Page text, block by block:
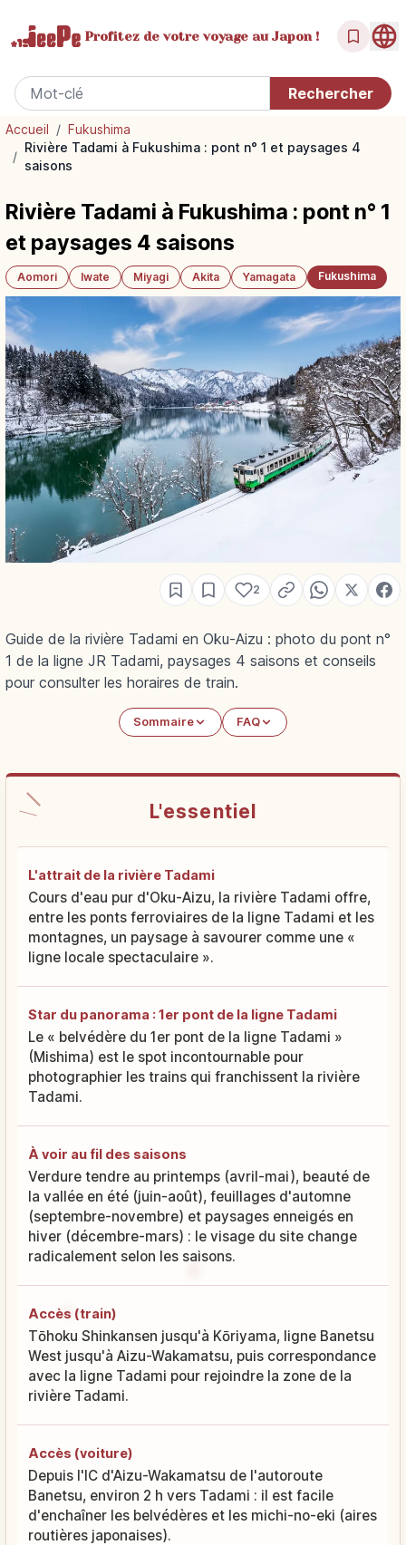
Profitez de votrevoyage au Japon !
Accueil / Fukushima
/
Rivière Tadami à Fukushima : pont n° 1 et paysages 4
saisons
Rivière Tadami à Fukushima : pont n° 1
et paysages 4 saisons
Aomori Iwate Miyagi Akita Yamagata Fukushima
2
Guide de la rivière Tadami en Oku-Aizu : photo du pont n°
1 de la ligne JR Tadami, paysages 4 saisons et conseils
pour consulter les horaires de train.
Sommaire FAQ
L'essentiel
L'attrait de la rivière Tadami
Cours d'eau pur d'Oku-Aizu, la rivière Tadami offre,
entre les ponts ferroviaires de la ligne Tadami et les
montagnes, un paysage à savourer comme une «
ligne locale spectaculaire ».
Star du panorama : 1er pont de la ligne Tadami
Le « belvédère du 1er pont de la ligne Tadami »
(Mishima) est le spot incontournable pour
photographier les trains qui franchissent la rivière
Tadami.
À voir au fil des saisons
Verdure tendre au printemps (avril-mai), beauté de
la vallée en été (juin-août), feuillages d'automne
(septembre-novembre) et paysages enneigés en
hiver (décembre-mars) : le visage du site change
radicalement selon les saisons.
Accès (train)
Tōhoku Shinkansen jusqu'à Kōriyama, ligne Banetsu
West jusqu'à Aizu-Wakamatsu, puis correspondance
avec la ligne Tadami pour rejoindre la zone de la
rivière Tadami.
Accès (voiture)
Depuis l'IC d'Aizu-Wakamatsu de l'autoroute
Banetsu, environ 2 h vers Tadami : il est facile
d'enchaîner les belvédères et les michi-no-eki (aires
routières japonaises).